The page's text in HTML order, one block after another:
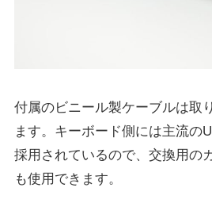
付属のビニール製ケーブルは取
ます。キーボード側には主流の
採用されているので、交換用の
も使用できます。